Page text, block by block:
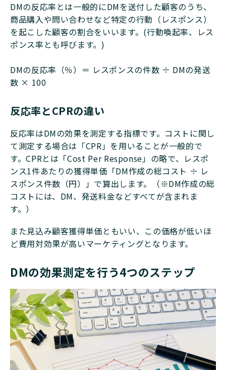
DMの反応率とは一般的にDMを送付した顧客のうち、
商品購入や問い合わせなど特定の行動（レスポンス）
を起こした顧客の割合をいいます。(行動喚起率、レス
ポンス率とも呼びます。)
DMの反応率（％）＝ レスポンスの件数 ÷ DMの発送
数 × 100
反応率とCPRの違い
反応率はDMの効果を測定する指標です。コストに関し
て測定する場合は「CPR」を用いることが一般的で
す。CPRとは「Cost Per Response」の略で、レスポ
ンス1件あたりの獲得単価「DM作成の総コスト ÷ レ
スポンス件数（円）」で算出します。（※DM作成の総
コストには、DM、発送料金などすべてが含まれま
す。）
また見込み顧客獲得単価ともいい、この価格が低いほ
ど費用対効果が高いマーケティングとなります。
DMの効果測定を行う4つのステップ